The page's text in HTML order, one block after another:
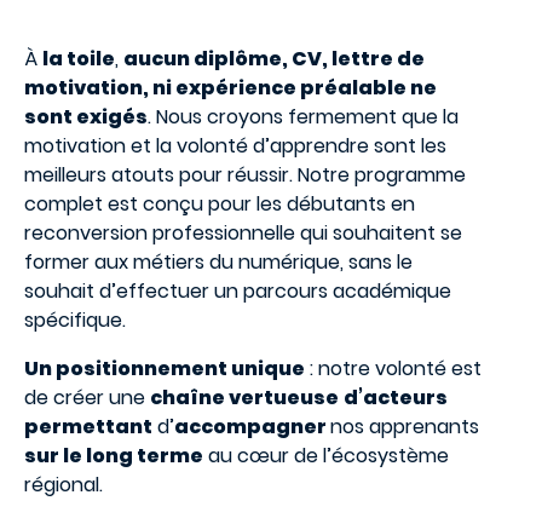
À la toile, aucun diplôme, CV, lettre de
motivation, ni expérience préalable ne
sont exigés. Nous croyons fermement que la
motivation et la volonté d’apprendre sont les
meilleurs atouts pour réussir. Notre programme
complet est conçu pour les débutants en
reconversion professionnelle qui souhaitent se
former aux métiers du numérique, sans le
souhait d’effectuer un parcours académique
spécifique.
Un positionnement unique : notre volonté est
de créer une chaîne vertueuse d’acteurs
permettant d’accompagnernos apprenants
sur le long terme au cœur de l’écosystème
régional.